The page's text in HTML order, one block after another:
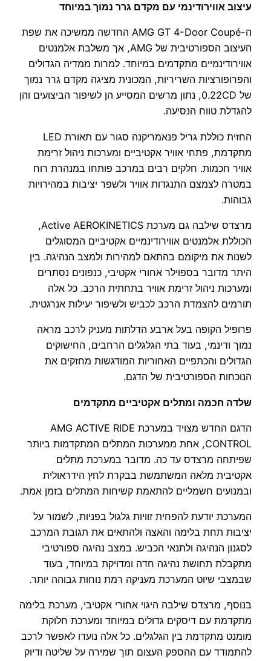
עיצוב אווירודינמי עם מקדם גרר נמוך במיוחד
ה-AMG GT 4-Door Coupé החדשה ממשיכה את שפת
העיצוב הספורטיבית של AMG, אך משלבת אלמנטים
אווירודינמיים מתקדמים במיוחד. למרות ממדיה הגדולים
והפרופורציות השריריות, המכונית מציגה מקדם גרר נמוך
של 0.22CD, נתון מרשים המסייע הן לשיפור הביצועים והן
להגדלת טווח הנסיעה.
החזית כוללת גריל פנאמריקנה סגור עם תאורת LED
מתקדמת, פתחי אוויר אקטיביים ומערכות ניהול זרימת
אוויר חכמות. חלקים רבים במרכב פותחו במנהרת רוח
במטרה לצמצם התנגדות אוויר ולשפר יציבות במהירויות
גבוהות.
מרצדס שילבה גם מערכת Active AEROKINETICS,
הכוללת אלמנטים אווירודינמיים אקטיביים המסוגלים
לשנות את מיקומם בהתאם למהירות ולמצב הנהיגה. בין
היתר מדובר בספוילר אחורי אקטיבי, כנפונים נסתרים
ומערכות ניהול זרימת אוויר בתחתית הרכב. כל אלה
תורמים להצמדת הרכב לכביש ולשיפור יעילות אנרגטית.
פרופיל הקופה בעל ארבע הדלתות מעניק לרכב מראה
נמוך ודינמי, בעוד בתי הגלגלים הרחבים, החישוקים
הגדולים והכתפיים האחוריות המודגשות מחזקים את
הנוכחות הספורטיבית של הדגם.
שלדה חכמה ומתלים אקטיביים מתקדמים
הדגם החדש מצויד במערכת AMG ACTIVE RIDE
CONTROL, אחת ממערכות המתלים המתקדמות ביותר
שפיתחה מרצדס עד כה. מדובר במערכת מתלים
אקטיבית מלאה המשתמשת בבקרת לחץ הידראולית
ובמנועים חשמליים להתאמת קשיחות המתלים בזמן אמת.
המערכת יודעת להפחית זוויות גלגול בפניות, לשמור על
יציבות תחת בלימה והאצה ולהתאים את תגובת המרכב
לסגנון הנהיגה ולתנאי הכביש. במצב נהיגה ספורטיבי
מתקבלת תחושת נהיגה חדה ומדויקת במיוחד, בעוד
שבמצבי שיוט המערכת מעניקה רמת נוחות גבוהה יותר.
בנוסף, מרצדס שילבה היגוי אחורי אקטיבי, מערכת בלימה
מתקדמת עם דיסקים גדולים במיוחד ומערכת חלוקת
מומנט מתקדמת בין הגלגלים. כל אלה נועדו לאפשר לרכב
להתמודד עם ההספק העצום תוך שמירה על שליטה ודיוק